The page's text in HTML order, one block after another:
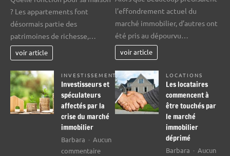
transactions
appartement
? Les appartements font
désormais partie des
patrimoines de richesse,…
voir article
crash
l’effondrement actuel du
marché immobilier, d’autres ont
été pris au dépourvu…
voir article
INVESTISSEMENT
Investisseurs et
spéculateurs
affectés par la
crise du marché
immobilier
Barbara
Aucun
commentairesur
LOCATIONS
Les locataires
commencent à
être touchés par
le marché
immobilier
déprimé
Barbara
Aucun